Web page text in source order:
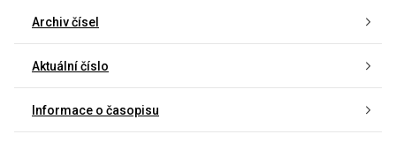
Archiv čísel
Aktuální číslo
Informace o časopisu